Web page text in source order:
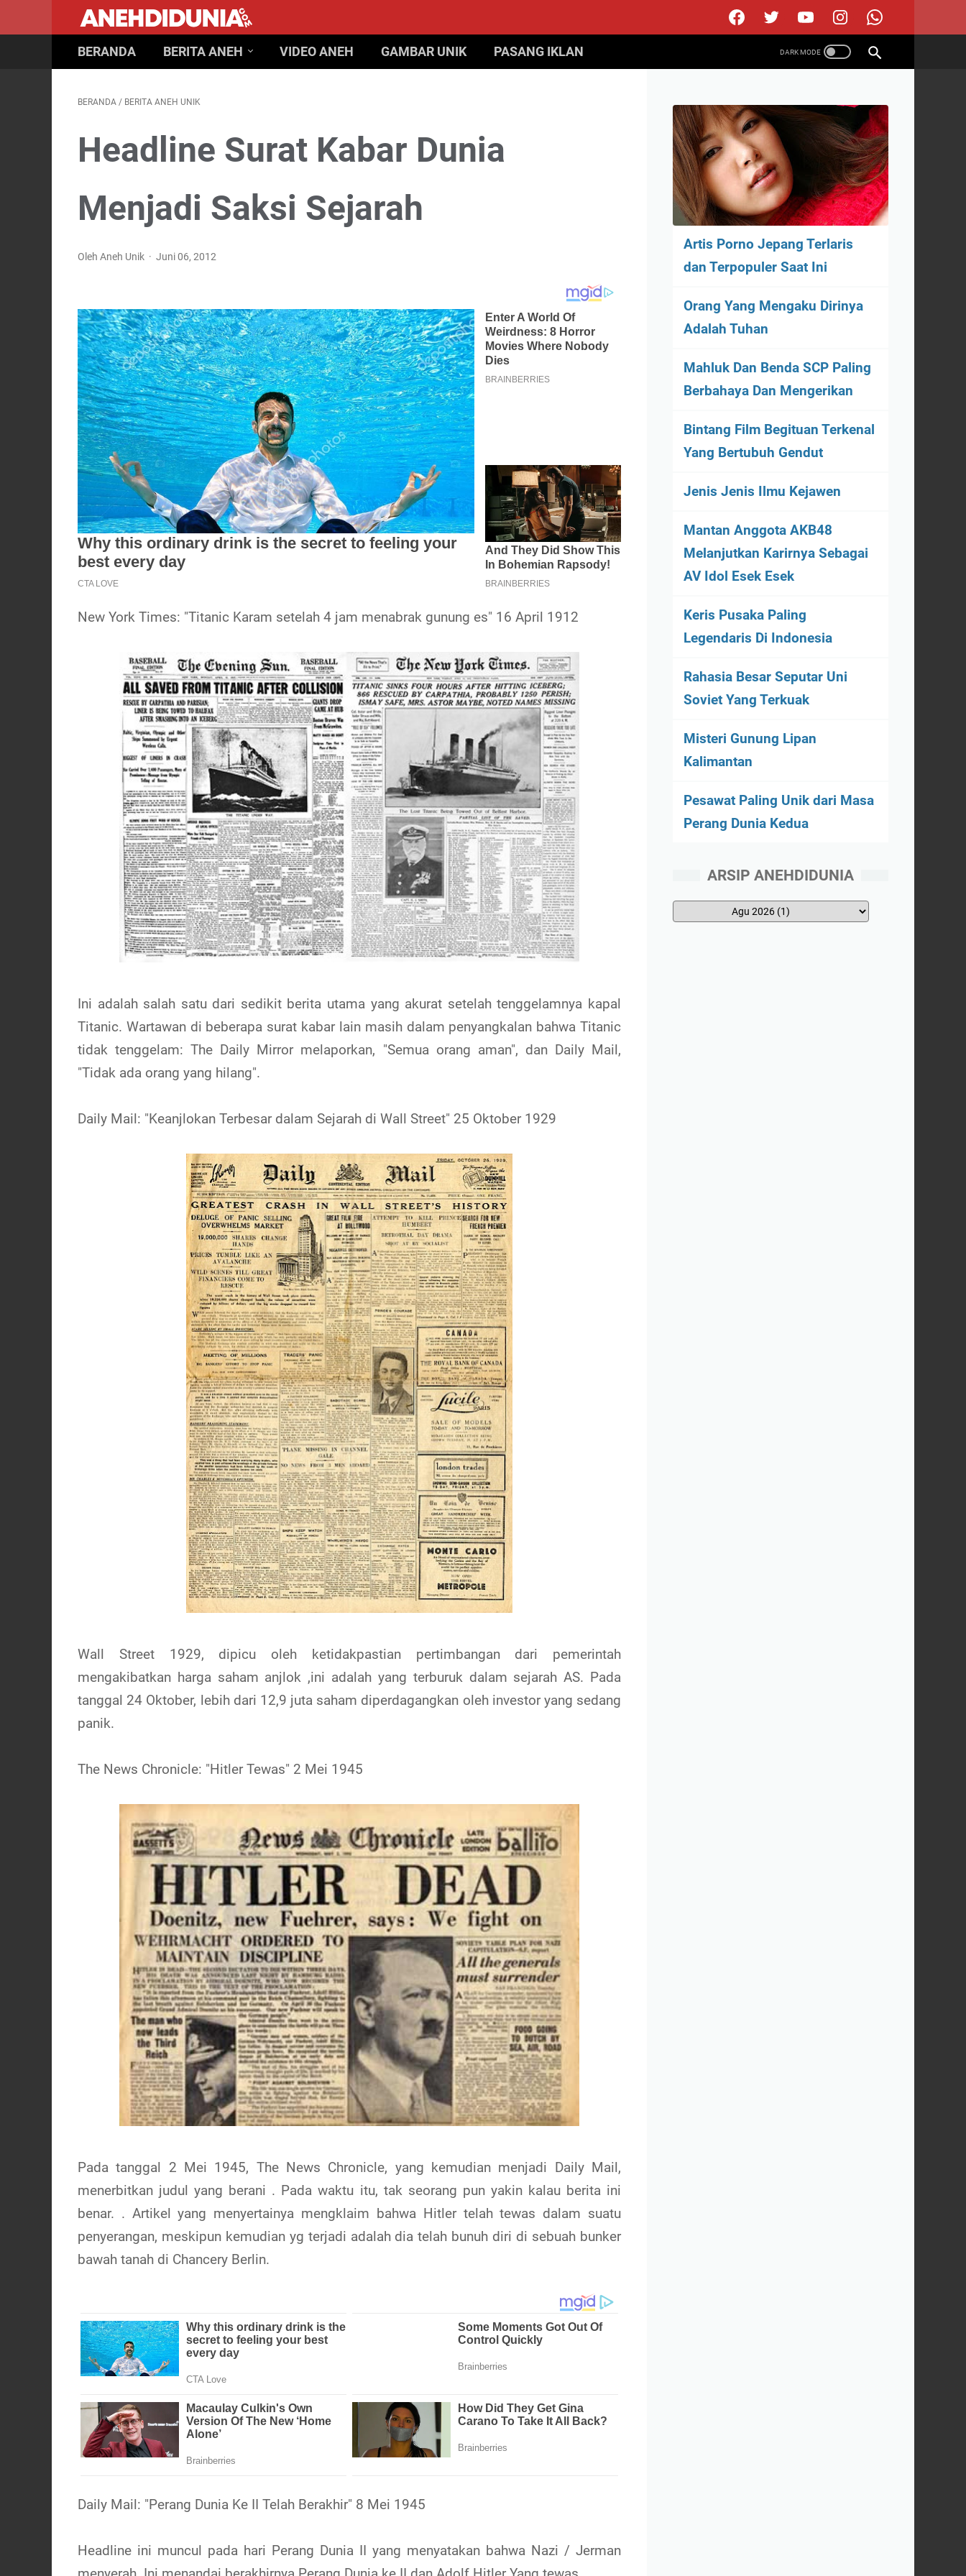
BERANDA BERITA ANEH VIDEO ANEH GAMBAR UNIK PASANG IKLAN
BERANDA / BERITA ANEH UNIK
Headline Surat Kabar Dunia
Menjadi Saksi Sejarah
Oleh Aneh Unik Juni 06, 2012
New York Times: "Titanic Karam setelah 4 jam menabrak gunung es" 16 April 1912
Ini adalah salah satu dari sedikit berita utama yang akurat setelah tenggelamnya kapal
Titanic. Wartawan di beberapa surat kabar lain masih dalam penyangkalan bahwa Titanic
tidak tenggelam: The Daily Mirror melaporkan, "Semua orang aman", dan Daily Mail,
"Tidak ada orang yang hilang".
Daily Mail: "Keanjlokan Terbesar dalam Sejarah di Wall Street" 25 Oktober 1929
Wall Street 1929, dipicu oleh ketidakpastian pertimbangan dari pemerintah
mengakibatkan harga saham anjlok ,ini adalah yang terburuk dalam sejarah AS. Pada
tanggal 24 Oktober, lebih dari 12,9 juta saham diperdagangkan oleh investor yang sedang
panik.
The News Chronicle: "Hitler Tewas" 2 Mei 1945
Pada tanggal 2 Mei 1945, The News Chronicle, yang kemudian menjadi Daily Mail,
menerbitkan judul yang berani . Pada waktu itu, tak seorang pun yakin kalau berita ini
benar. . Artikel yang menyertainya mengklaim bahwa Hitler telah tewas dalam suatu
penyerangan, meskipun kemudian yg terjadi adalah dia telah bunuh diri di sebuah bunker
bawah tanah di Chancery Berlin.
Daily Mail: "Perang Dunia Ke II Telah Berakhir" 8 Mei 1945
Headline ini muncul pada hari Perang Dunia II yang menyatakan bahwa Nazi / Jerman
Artis Porno Jepang Terlaris
dan Terpopuler Saat Ini
Orang Yang Mengaku Dirinya
Adalah Tuhan
Mahluk Dan Benda SCP Paling
Berbahaya Dan Mengerikan
Bintang Film Begituan Terkenal
Yang Bertubuh Gendut
Jenis Jenis Ilmu Kejawen
Mantan Anggota AKB48
Melanjutkan Karirnya Sebagai
AV Idol Esek Esek
Keris Pusaka Paling
Legendaris Di Indonesia
Rahasia Besar Seputar Uni
Soviet Yang Terkuak
Misteri Gunung Lipan
Kalimantan
Pesawat Paling Unik dari Masa
Perang Dunia Kedua
ARSIP ANEHDIDUNIA